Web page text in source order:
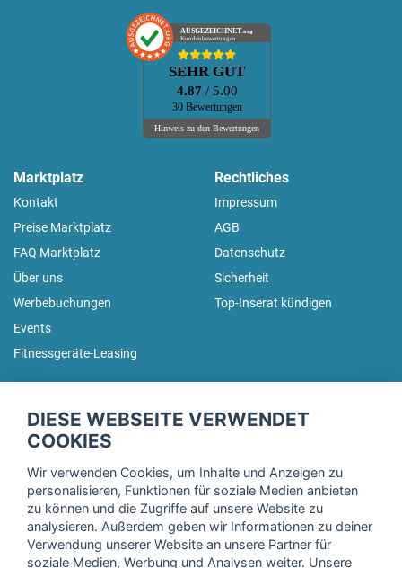
AUSGEZEICHNET.org
Kundenbewertungen
SEHR GUT
4.87 / 5.00
30 Bewertungen
Hinweis zu den Bewertungen
Marktplatz
Kontakt
Preise Marktplatz
FAQ Marktplatz
Über uns
Werbebuchungen
Events
Fitnessgeräte-Leasing
Rechtliches
Impressum
AGB
Datenschutz
Sicherheit
Top-Inserat kündigen
Trage dich hier für unseren Newsletter ein und erhalte regelmäßig
Ich stimme der Verarbeitung meiner Daten, wie in der
Einwilligungserklärungder fitnessmarkt.de services GmbH
DIESE WEBSEITE VERWENDET
COOKIES
Wir verwenden Cookies, um Inhalte und Anzeigen zu
personalisieren, Funktionen für soziale Medien anbieten
zu können und die Zugriffe auf unsere Website zu
analysieren. Außerdem geben wir Informationen zu deiner
Verwendung unserer Website an unsere Partner für
soziale Medien, Werbung und Analysen weiter. Unsere